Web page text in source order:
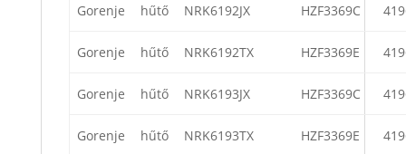
Gorenje hűtő NRK6192JX HZF3369C
Gorenje hűtő NRK6192TX HZF3369E
Gorenje hűtő NRK6193JX HZF3369C
Gorenje hűtő NRK6193TX HZF3369E